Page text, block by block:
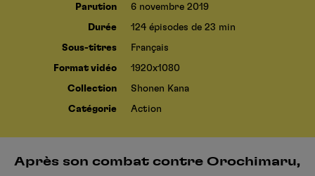
Parution 6 novembre 2019
Durée 124 épisodes de 23 min
Sous-titres Français
Format vidéo 1920x1080
Collection Shonen Kana
Catégorie Action
Après son combat contre Orochimaru,